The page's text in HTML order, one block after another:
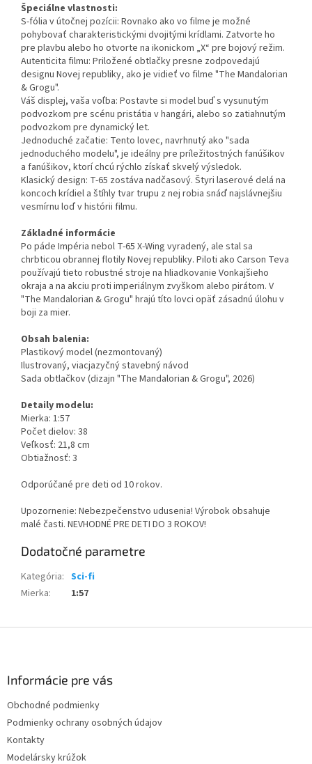
Špeciálne vlastnosti:
S-fólia v útočnej pozícii: Rovnako ako vo filme je možné
pohybovať charakteristickými dvojitými krídlami. Zatvorte ho
pre plavbu alebo ho otvorte na ikonickom „X“ pre bojový režim.
Autenticita filmu: Priložené obtlačky presne zodpovedajú
designu Novej republiky, ako je vidieť vo filme "The Mandalorian
& Grogu".
Váš displej, vaša voľba: Postavte si model buď s vysunutým
podvozkom pre scénu pristátia v hangári, alebo so zatiahnutým
podvozkom pre dynamický let.
Jednoduché začatie: Tento lovec, navrhnutý ako "sada
jednoduchého modelu", je ideálny pre príležitostných fanúšikov
a fanúšikov, ktorí chcú rýchlo získať skvelý výsledok.
Klasický design: T-65 zostáva nadčasový. Štyri laserové delá na
koncoch krídiel a štíhly tvar trupu z nej robia snáď najslávnejšiu
vesmírnu loď v histórii filmu.
Základné informácie
Po páde Impéria nebol T-65 X-Wing vyradený, ale stal sa
chrbticou obrannej flotily Novej republiky. Piloti ako Carson Teva
používajú tieto robustné stroje na hliadkovanie Vonkajšieho
okraja a na akciu proti imperiálnym zvyškom alebo pirátom. V
"The Mandalorian & Grogu" hrajú títo lovci opäť zásadnú úlohu v
boji za mier.
Obsah balenia:
Plastikový model (nezmontovaný)
Ilustrovaný, viacjazyčný stavebný návod
Sada obtlačkov (dizajn "The Mandalorian & Grogu", 2026)
Detaily modelu:
Mierka: 1:57
Počet dielov: 38
Veľkosť: 21,8 cm
Obtiažnosť: 3
Odporúčané pre deti od 10 rokov.
Upozornenie: Nebezpečenstvo udusenia! Výrobok obsahuje
malé časti. NEVHODNÉ PRE DETI DO 3 ROKOV!
Dodatočné parametre
Kategória: Sci-fi
Mierka: 1:57
Informácie pre vás
Obchodné podmienky
Podmienky ochrany osobných údajov
Kontakty
Modelársky krúžok